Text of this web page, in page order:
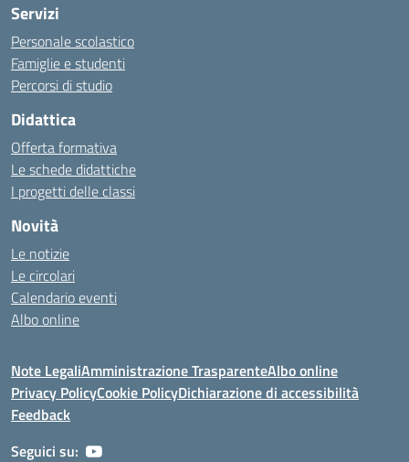
Servizi
Personale scolastico
Famiglie e studenti
Percorsi di studio
Didattica
Offerta formativa
Le schede didattiche
I progetti delle classi
Novità
Le notizie
Le circolari
Calendario eventi
Albo online
Note LegaliAmministrazione TrasparenteAlbo online
Privacy PolicyCookie PolicyDichiarazione di accessibilità
Feedback
Seguici su: